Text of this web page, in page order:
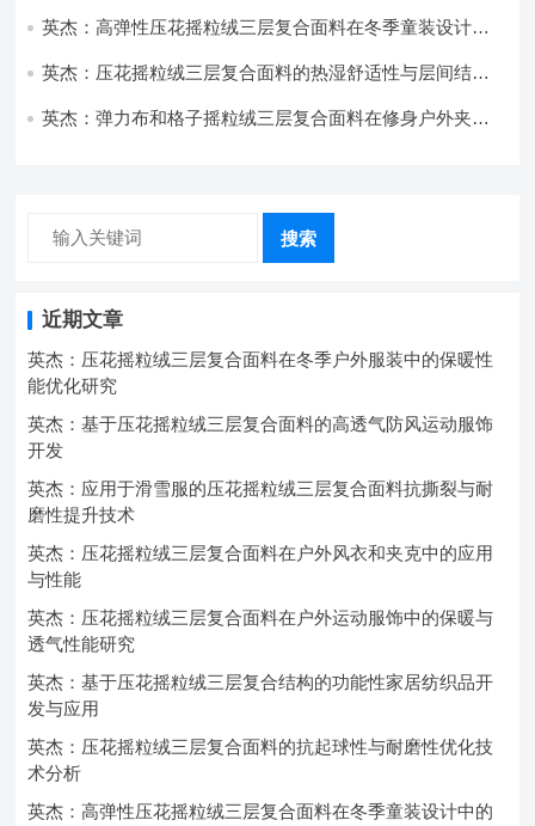
英杰：高弹性压花摇粒绒三层复合面料在冬季童装设计中
英杰：压花摇粒绒三层复合面料的热湿舒适性与层间结合
英杰：弹力布和格子摇粒绒三层复合面料在修身户外夹克
搜索
近期文章
英杰：压花摇粒绒三层复合面料在冬季户外服装中的保暖性
能优化研究
英杰：基于压花摇粒绒三层复合面料的高透气防风运动服饰
开发
英杰：应用于滑雪服的压花摇粒绒三层复合面料抗撕裂与耐
磨性提升技术
英杰：压花摇粒绒三层复合面料在户外风衣和夹克中的应用
与性能
英杰：压花摇粒绒三层复合面料在户外运动服饰中的保暖与
透气性能研究
英杰：基于压花摇粒绒三层复合结构的功能性家居纺织品开
发与应用
英杰：压花摇粒绒三层复合面料的抗起球性与耐磨性优化技
术分析
英杰：高弹性压花摇粒绒三层复合面料在冬季童装设计中的